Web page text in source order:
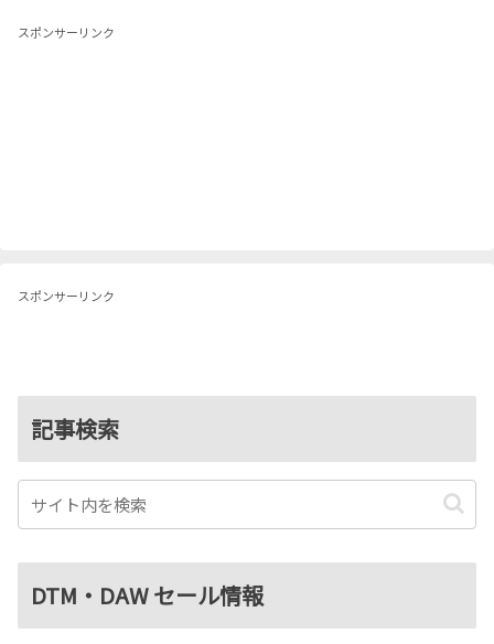
スポンサーリンク
スポンサーリンク
記事検索
DTM・DAW セール情報